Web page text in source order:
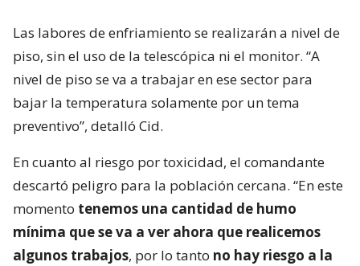
Las labores de enfriamiento se realizarán a nivel de
piso, sin el uso de la telescópica ni el monitor. “A
nivel de piso se va a trabajar en ese sector para
bajar la temperatura solamente por un tema
preventivo”, detalló Cid.
En cuanto al riesgo por toxicidad, el comandante
descartó peligro para la población cercana. “En este
momento tenemos una cantidad de humo
mínima que se va a ver ahora que realicemos
algunos trabajos, por lo tanto no hay riesgo a la